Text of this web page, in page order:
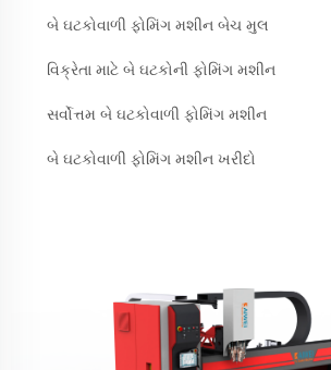
બે ઘટકોવાળી ફોમિંગ મશીન બેચ મુલ
વિક્રેતા માટે બે ઘટકોની ફોમિંગ મશીન
સર્વોત્તમ બે ઘટકોવાળી ફોમિંગ મશીન
બે ઘટકોવાળી ફોમિંગ મશીન ખરીદો